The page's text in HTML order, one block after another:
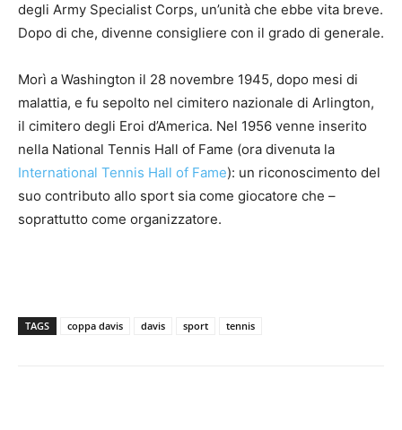
degli Army Specialist Corps, un’unità che ebbe vita breve.
Dopo di che, divenne consigliere con il grado di generale.
Morì a Washington il 28 novembre 1945, dopo mesi di
malattia, e fu sepolto nel cimitero nazionale di Arlington,
il cimitero degli Eroi d’America. Nel 1956 venne inserito
nella National Tennis Hall of Fame (ora divenuta la
International Tennis Hall of Fame): un riconoscimento del
suo contributo allo sport sia come giocatore che –
soprattutto come organizzatore.
TAGS coppa davis davis sport tennis